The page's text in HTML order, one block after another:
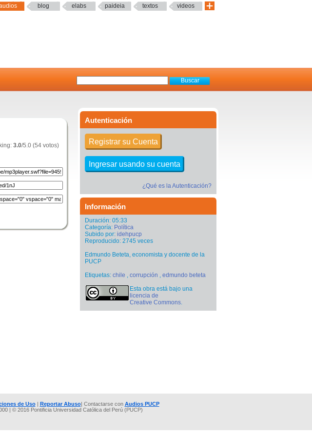
blog elabs paideia textos videos
Autenticación
Registrar su Cuenta
Ingresar usando su cuenta
¿Qué es la Autenticación?
Información
Duración: 05:33
Categoría: Política
Subido por: idehpucp
Reproducido: 2745 veces
Edmundo Beteta, economista y docente de la
PUCP
Etiquetas: chile , corrupción , edmundo beteta
Esta obra está bajo una
licencia de
Creative Commons.
3.0/5.0 (54 votos)
de Uso| Reportar Abuso| Contactarse con Audios PUCP
| © 2016 Pontificia Universidad Católica del Perú (PUCP)